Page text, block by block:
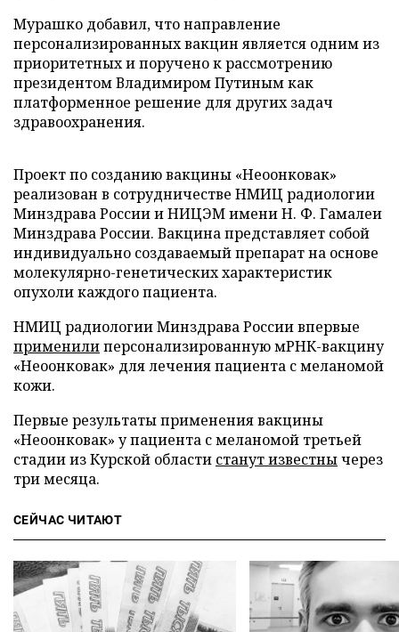
Мурашко добавил, что направление
персонализированных вакцин является одним из
приоритетных и поручено к рассмотрению
президентом Владимиром Путиным как
платформенное решение для других задач
здравоохранения.
Проект по созданию вакцины «Неоонковак»
реализован в сотрудничестве НМИЦ радиологии
Минздрава России и НИЦЭМ имени Н. Ф. Гамалеи
Минздрава России. Вакцина представляет собой
индивидуально создаваемый препарат на основе
молекулярно-генетических характеристик
опухоли каждого пациента.
НМИЦ радиологии Минздрава России впервые
применилиперсонализированную мРНК-вакцину
«Неоонковак» для лечения пациента с меланомой
кожи.
Первые результаты применения вакцины
«Неоонковак» у пациента с меланомой третьей
стадии из Курской области станут известнычерез
три месяца.
СЕЙЧАС ЧИТАЮТ